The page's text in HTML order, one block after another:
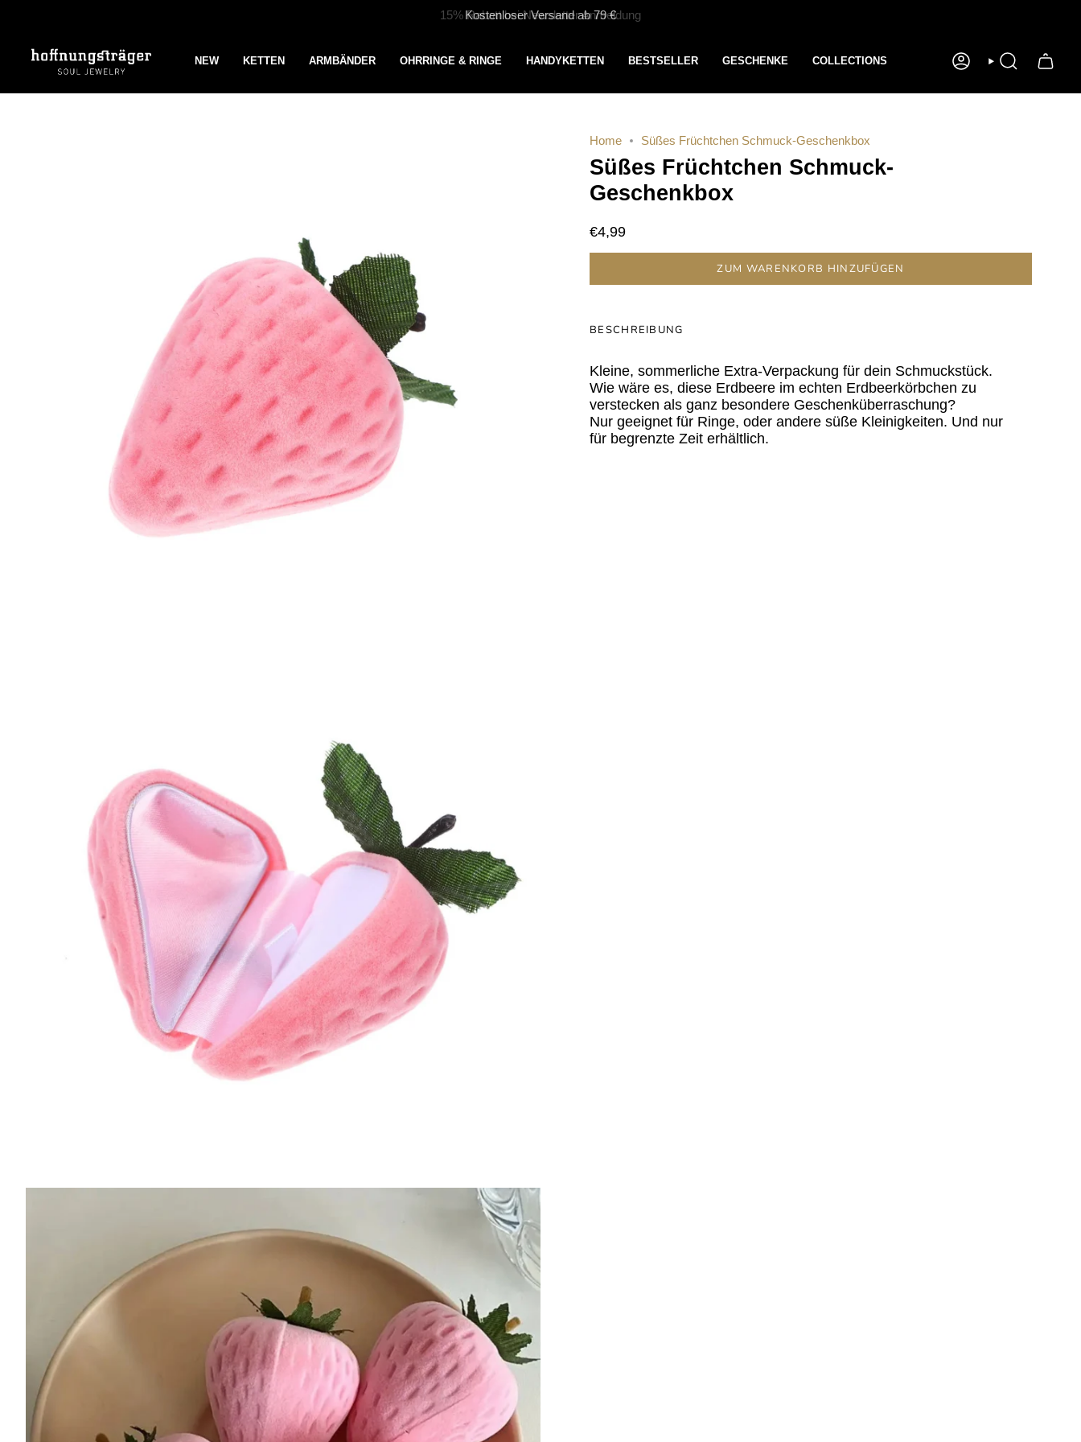
Kostenloser Versand ab 79 €
NEW KETTEN ARMBÄNDER OHRRINGE & RINGE HANDYKETTEN BESTSELLER GESCHENKE COLLECTIONS KONTO SUCHE
Home Süßes Früchtchen Schmuck-Geschenkbox
Süßes Früchtchen Schmuck-
Geschenkbox
€4,99
ZUM WARENKORB HINZUFÜGEN
BESCHREIBUNG
Kleine, sommerliche Extra-Verpackung für dein Schmuckstück.
Wie wäre es, diese Erdbeere im echten Erdbeerkörbchen zu
verstecken als ganz besondere Geschenküberraschung?
Nur geeignet für Ringe, oder andere süße Kleinigkeiten. Und nur
für begrenzte Zeit erhältlich.